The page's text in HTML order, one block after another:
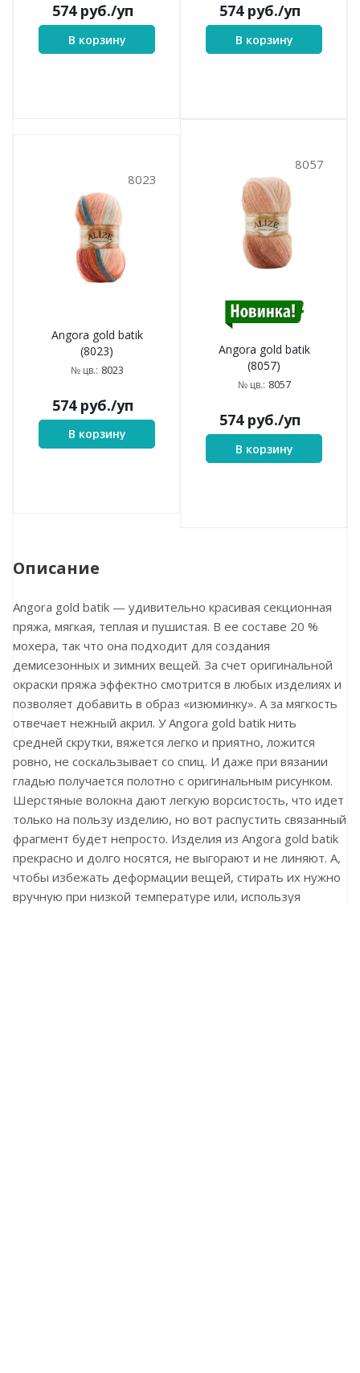
574руб./уп
В корзину
574руб./уп
В корзину
8023
Angora gold batik
(8023)
№ цв.: 8023
574руб./уп
В корзину
8057
Angora gold batik
(8057)
№ цв.: 8057
574руб./уп
В корзину
Описание
Angora gold batik — удивительно красивая секционная
пряжа, мягкая, теплая и пушистая. В ее составе 20 %
мохера, так что она подходит для создания
демисезонных и зимних вещей. За счет оригинальной
окраски пряжа эффектно смотрится в любых изделиях и
позволяет добавить в образ «изюминку». А за мягкость
отвечает нежный акрил. У Angora gold batik нить
средней скрутки, вяжется легко и приятно, ложится
ровно, не соскальзывает со спиц. И даже при вязании
гладью получается полотно с оригинальным рисунком.
Шерстяные волокна дают легкую ворсистость, что идет
только на пользу изделию, но вот распустить связанный
фрагмент будет непросто. Изделия из Angora gold batik
прекрасно и долго носятся, не выгорают и не линяют. А,
чтобы избежать деформации вещей, стирать их нужно
вручную при низкой температуре или, используя